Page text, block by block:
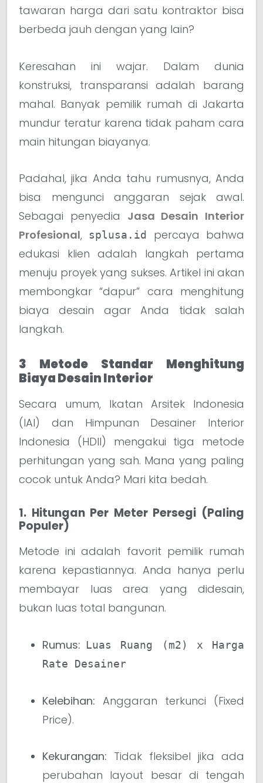
tawaran harga dari satu kontraktor bisa
berbeda jauh dengan yang lain?
Keresahan ini wajar. Dalam dunia
konstruksi, transparansi adalah barang
mahal. Banyak pemilik rumah di Jakarta
mundur teratur karena tidak paham cara
main hitungan biayanya.
Padahal, jika Anda tahu rumusnya, Anda
bisa mengunci anggaran sejak awal.
Sebagai penyedia Jasa Desain Interior
Profesional, splusa.id
percaya bahwa
edukasi klien adalah langkah pertama
menuju proyek yang sukses. Artikel ini akan
membongkar “dapur” cara menghitung
biaya desain agar Anda tidak salah
langkah.
3 Metode Standar Menghitung
Biaya Desain Interior
Secara umum, Ikatan Arsitek Indonesia
(IAI) dan Himpunan Desainer Interior
Indonesia (HDII) mengakui tiga metode
perhitungan yang sah. Mana yang paling
cocok untuk Anda? Mari kita bedah.
1. Hitungan Per Meter Persegi (Paling
Populer)
Metode ini adalah favorit pemilik rumah
karena kepastiannya. Anda hanya perlu
membayar luas area yang didesain,
bukan luas total bangunan.
Rumus: Luas Ruang (m2) x Harga
Rate Desainer
Kelebihan: Anggaran terkunci (Fixed
Price).
Kekurangan: Tidak fleksibel jika ada
perubahan layout besar di tengah